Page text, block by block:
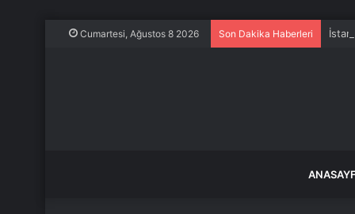
Cumartesi, Ağustos 8 2026 Son Dakika Haberleri